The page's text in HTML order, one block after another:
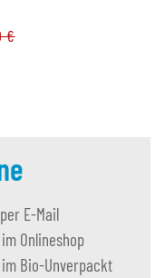
€
E-Mail
Onlineshop
Bio-Unverpackt